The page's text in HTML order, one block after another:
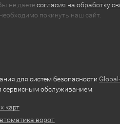
не даетесогласия на обработку
покинуть наш сайт.
для систем безопасности Global-
обслуживанием.
карт
ворот